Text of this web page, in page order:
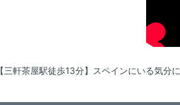
【三軒茶屋駅徒歩13分】スペインにいる気分